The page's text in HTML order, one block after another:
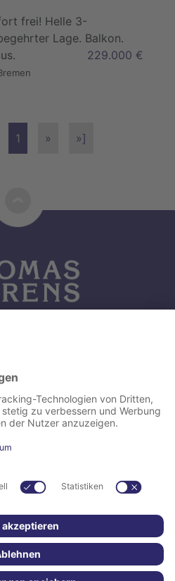
frei! Helle 3-
Lage. Balkon.
229.000 €
1 » »]
uns
e.K.
Stuhr-Brinkum